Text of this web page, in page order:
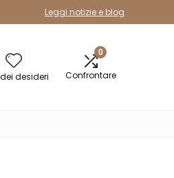
Leggi notizie e blog
desideri
0
Confrontare